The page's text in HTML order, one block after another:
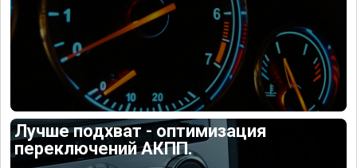
Лучше подхват - оптимизация
переключений АКПП.